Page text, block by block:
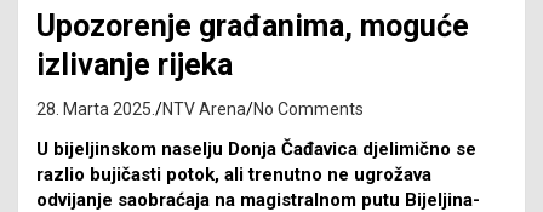
Upozorenje građanima, moguće
izlivanje rijeka
28. Marta 2025. NTV Arena No Comments
U bijeljinskom naselju Donja Čađavica djelimično se
razlio bujičasti potok, ali trenutno ne ugrožava
odvijanje saobraćaja na magistralnom putu Bijeljina-